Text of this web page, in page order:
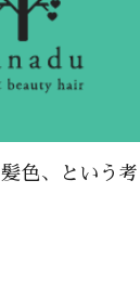
色、という考